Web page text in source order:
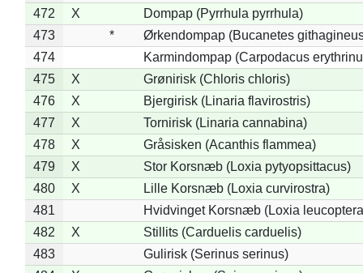
472
X
Dompap (Pyrrhula pyrrhula)
473
*
Ørkendompap (Bucanetes
474
Karmindompap (Carpodacus
475
X
Grønirisk (Chloris chloris)
476
X
Bjergirisk (Linaria flavirostris)
477
X
Tornirisk (Linaria cannabina)
478
X
Gråsisken (Acanthis flammea)
479
X
Stor Korsnæb (Loxia pytyopsittacus)
480
X
Lille Korsnæb (Loxia curvirostra)
481
Hvidvinget Korsnæb (Loxia
482
X
Stillits (Carduelis carduelis)
483
Gulirisk (Serinus serinus)